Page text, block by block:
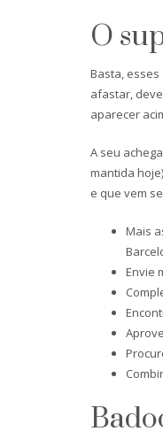
O
Basta,
afastar,
aparecer
A seu
mantida
e que vem
Mais
Envie